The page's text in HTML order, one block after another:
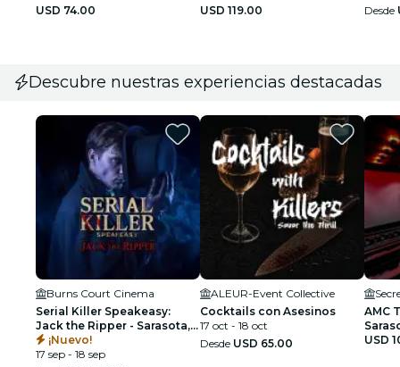
USD 74.00
USD 119.00
Desde
Descubre nuestras experiencias destacadas
Burns Court Cinema
Serial Killer Speakeasy:
Jack the Ripper - Sarasota,
FL ¡Nuevo!
17 sep - 18 sep
ALEUR-Event Collective
Cocktails con Asesinos
17 oct - 18 oct
Desde USD 65.00
AMC
USD